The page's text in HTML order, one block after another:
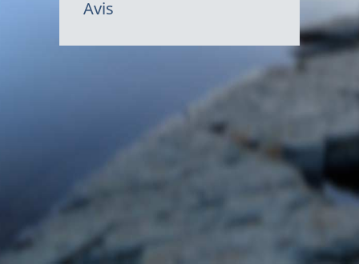
Avis
du